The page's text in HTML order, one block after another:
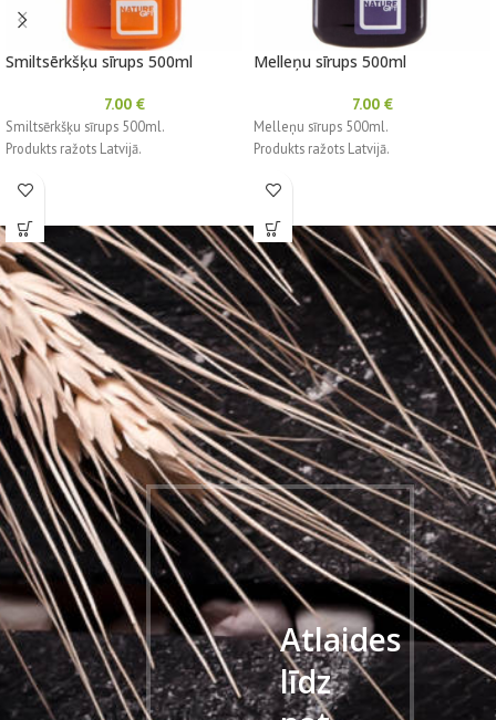
Smiltsērkšķu sīrups 500ml
7.00 €
Smiltsērkšķu sīrups 500ml.
Produkts ražots Latvijā.
Melleņu sīrups 500ml
7.00 €
Melleņu sīrups 500ml.
Produkts ražots Latvijā.
Atlaides
līdz